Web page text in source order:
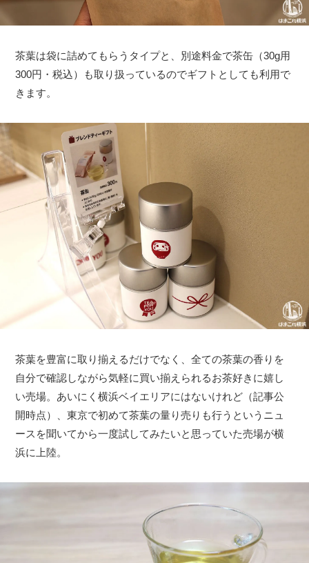
茶葉は袋に詰めてもらうタイプと、別途料金で茶缶（30g用
300円・税込）も取り扱っているのでギフトとしても利用で
きます。
茶葉を豊富に取り揃えるだけでなく、全ての茶葉の香りを
自分で確認しながら気軽に買い揃えられるお茶好きに嬉し
い売場。あいにく横浜ベイエリアにはないけれど（記事公
開時点）、東京で初めて茶葉の量り売りも行うというニュ
ースを聞いてから一度試してみたいと思っていた売場が横
浜に上陸。